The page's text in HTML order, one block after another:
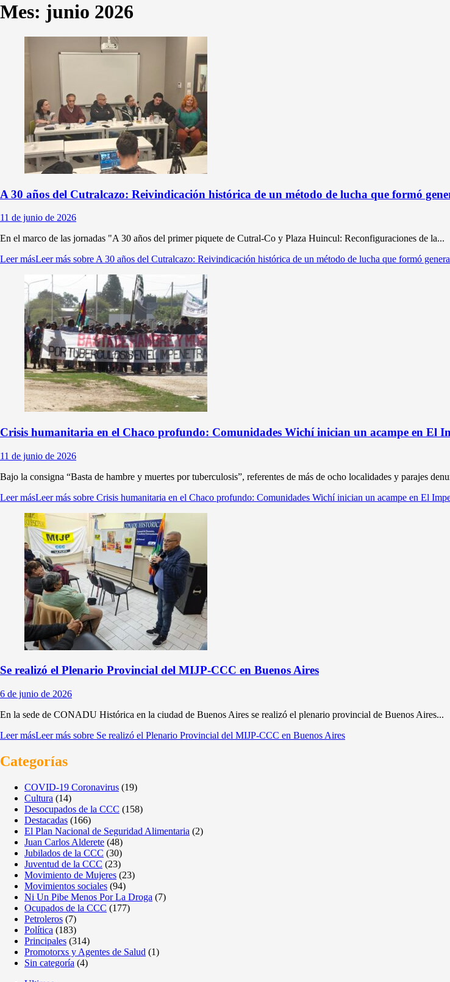
Mes: junio 2026
A 30 años del Cutralcazo: Reivindicación histórica de un método de lucha que formó
11 de junio de 2026
En el marco de las jornadas "A 30 años del primer piquete de Cutral-Co y Plaza Huincul: Reconfiguraciones de la...
Leer másLeer más sobre A 30 años del Cutralcazo: Reivindicación histórica de un método de lucha que formó
Crisis humanitaria en el Chaco profundo: Comunidades Wichí inician un acampe en El
11 de junio de 2026
Bajo la consigna “Basta de hambre y muertes por tuberculosis”, referentes de más de ocho localidades y parajes
Leer másLeer más sobre Crisis humanitaria en el Chaco profundo: Comunidades Wichí inician un acampe en El
Se realizó el Plenario Provincial del MIJP-CCC en Buenos Aires
6 de junio de 2026
En la sede de CONADU Histórica en la ciudad de Buenos Aires se realizó el plenario provincial de Buenos Aires...
Leer másLeer más sobre Se realizó el Plenario Provincial del MIJP-CCC en Buenos Aires
Categorías
COVID-19 Coronavirus (19)
Cultura (14)
Desocupados de la CCC (158)
Destacadas (166)
El Plan Nacional de Seguridad Alimentaria (2)
Juan Carlos Alderete (48)
Jubilados de la CCC (30)
Juventud de la CCC (23)
Movimiento de Mujeres (23)
Movimientos sociales (94)
Ni Un Pibe Menos Por La Droga (7)
Ocupados de la CCC (177)
Petroleros (7)
Política (183)
Principales (314)
Promotorxs y Agentes de Salud (1)
Sin categoría (4)